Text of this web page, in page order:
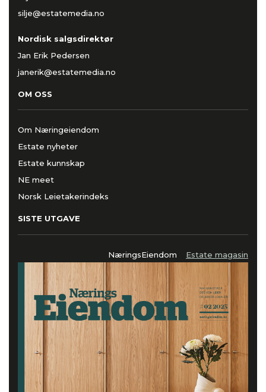
silje@estatemedia.no
Nordisk salgsdirektør
Jan Erik Pedersen
janerik@estatemedia.no
OM OSS
Om Næringeiendom
Estate nyheter
Estate kunnskap
NE meet
Norsk Leietakerindeks
SISTE UTGAVE
NæringsEiendom Estate magasin